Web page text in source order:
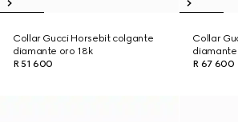
Collar Gucci Horsebit colgante
diamante oro 18k
R 51 600
Collar
diamante
R 67 600